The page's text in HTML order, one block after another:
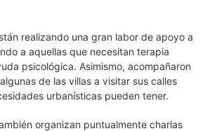
realizando una gran labor de apoyo a
a aquellas que necesitan terapia
psicológica. Asimismo, acompañaron
de las villas a visitar sus calles
urbanísticas pueden tener.
organizan puntualmente charlas